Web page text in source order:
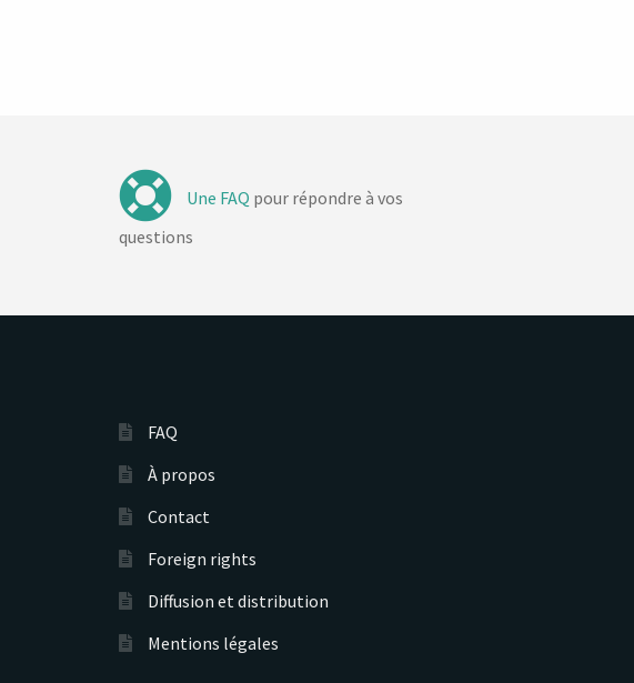
Une FAQ pour répondre à vos
questions
FAQ
À propos
Contact
Foreign rights
Diffusion et distribution
Mentions légales